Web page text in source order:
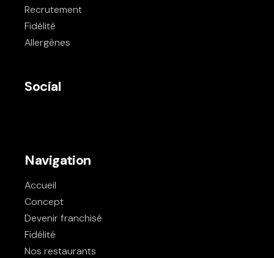
Recrutement
Fidélité
Allergènes
Social
Navigation
Accueil
Concept
Devenir franchisé
Fidélité
Nos restaurants